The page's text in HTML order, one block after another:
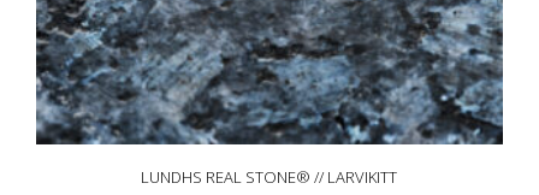
LUNDHS REAL STONE® // LARVIKITT